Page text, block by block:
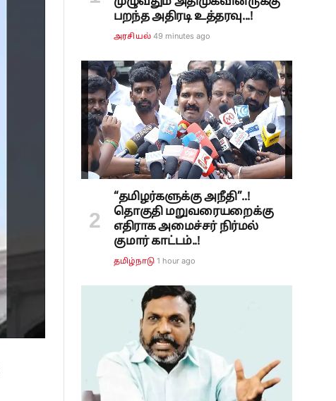
பறந்த அதிரடி உத்தரவு...!
அரசியல் 49 minutes ago
“தமிழர்களுக்கு அநீதி”..!
தொகுதி மறுவரையறைக்கு
எதிராக அமைச்சர் நிர்மல்
குமார் காட்டம்..!
தமிழ்நாடு 1 hour ago